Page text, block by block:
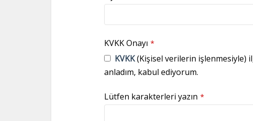
KVKK Onayı *
KVKK(Kişisel verilerin işlenmesiyle)
anladım, kabul ediyorum.
Lütfen karakterleri yazın *